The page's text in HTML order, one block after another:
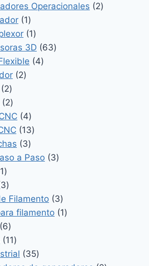
productos
Operacionales 22
11
producto
11
producto
3D 6363
44
22
22
productos
22
productos
44
productos
1313
33
productos
a Paso 33
11
producto
33
productos
Filamento 33
productos
filamento 11
66
productos
1111
productos
3535